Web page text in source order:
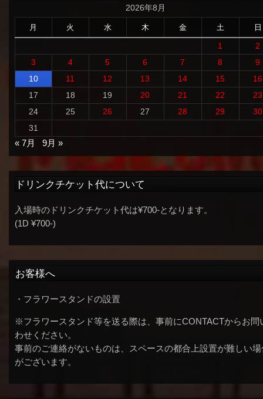
2026年8月
月 火 水 木 金 土 日
1
2
3
4 5 6 7 8
9
10
11 12 13 14 15
16
17
18 19 20 21 22
23
24
25 26 27 28 29
30
31
« 7月
9月 »
ドリンクチケット代について
入場時のドリンクチケット代は¥700-となります。
(1D ¥700-)
お客様へ
・フラワースタンドの設置
※フラワースタンド等を送る際は、事前にCONTACTからお問
わせください。
事前のご連絡がないものは、スペースの都合上設置が難しい場
がございます。